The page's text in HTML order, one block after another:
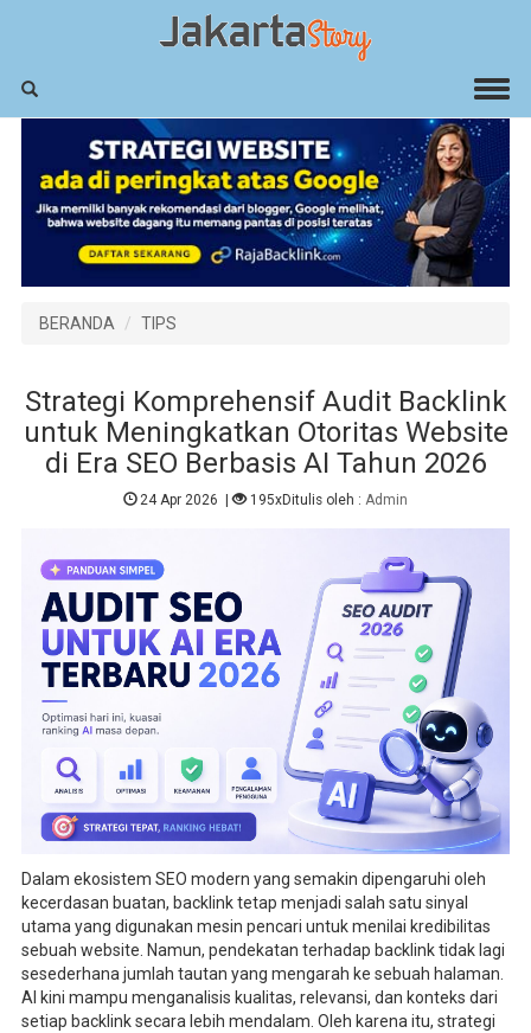
BERANDA TIPS
Strategi Komprehensif Audit Backlink
untuk Meningkatkan Otoritas Website
di Era SEO Berbasis AI Tahun 2026
24 Apr 2026 | 195xDitulis oleh :Admin
Dalam ekosistem SEO modern yang semakin dipengaruhi oleh
kecerdasan buatan, backlink tetap menjadi salah satu sinyal
utama yang digunakan mesin pencari untuk menilai kredibilitas
sebuah website. Namun, pendekatan terhadap backlink tidak lagi
sesederhana jumlah tautan yang mengarah ke sebuah halaman.
AI kini mampu menganalisis kualitas, relevansi, dan konteks dari
setiap backlink secara lebih mendalam. Oleh karena itu, strategi